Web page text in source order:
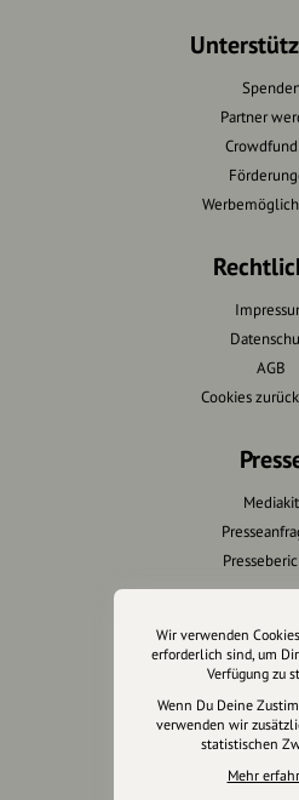
Partner
AGB
Cookies
Mediakit
Wir
Fotografie &
Marketing
Design &
Anakin
Wir verwenden
erforderlich sind, um
Verfügung zu
Wenn Du Deine
verwenden wir
statistischen
Mehr